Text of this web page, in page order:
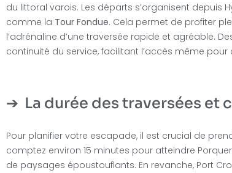
du littoral varois. Les départs s’organisent
comme la Tour Fondue. Cela permet de profiter
l’adrénaline d’une traversée rapide et agréable.
continuité du service, facilitant l’accès même
La durée des traversées et
Pour planifier votre escapade, il est crucial de
comptez environ 15 minutes pour atteindre
de paysages époustouflants. En revanche, Port